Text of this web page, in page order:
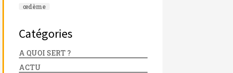
œdème
Catégories
A QUOI SERT ?
ACTU